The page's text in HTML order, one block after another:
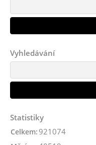
Vyhledávání
Statistiky
Celkem: 921074